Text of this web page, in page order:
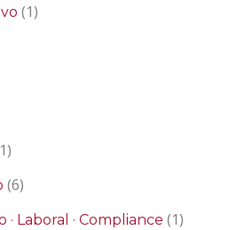
(1)
(6)
Laboral · Compliance (1)